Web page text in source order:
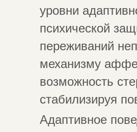
уровни
психической
переживаний
механизму
возможность
стабилизируя
Адаптивное